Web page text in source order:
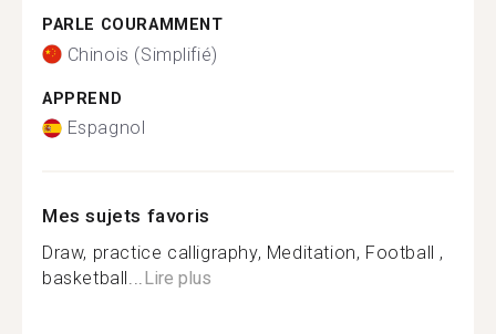
PARLE COURAMMENT
Chinois (Simplifié)
APPREND
Espagnol
Mes sujets favoris
Draw, practice calligraphy, Meditation, Football ,
basketball...Lire plus